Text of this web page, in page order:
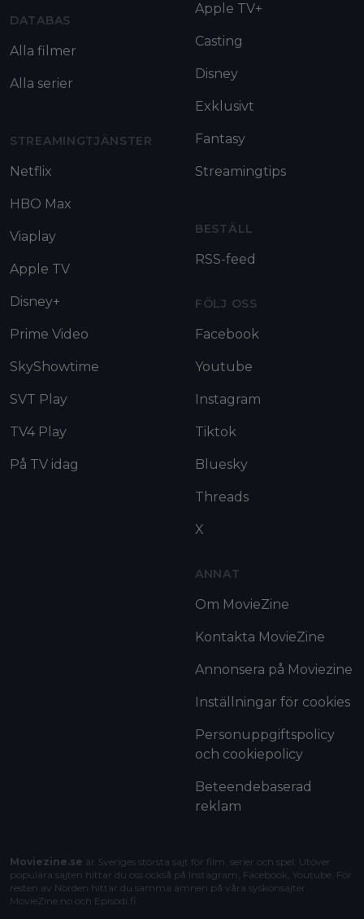
DATABAS
Alla filmer
Alla serier
STREAMINGTJÄNSTER
Netflix
HBO Max
Viaplay
Apple TV
Disney+
Prime Video
SkyShowtime
SVT Play
TV4 Play
På TV idag
Apple TV+
Casting
Disney
Exklusivt
Fantasy
Streamingtips
BESTÄLL
RSS-feed
FÖLJ OSS
Facebook
Youtube
Instagram
Tiktok
Bluesky
Threads
X
ANNAT
Om MovieZine
Kontakta MovieZine
Annonsera på Moviezine
Inställningar för cookies
Personuppgiftspolicy
och cookiepolicy
Beteendebaserad
reklam
Moviezine.se är Sveriges största sajt för film, serier och spel. Utöver
populära sajten hittar du oss också på Instagram, Facebook, Youtube. För
resten av Norden hittar du samma ämnen på våra syskonsajter
MovieZine.no och Episodi.fi